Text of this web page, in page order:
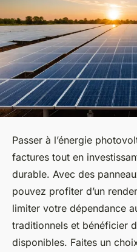
Passer à l’énergie
factures tout en
durable. Avec des
pouvez profiter d’un
limiter votre dépendance
traditionnels et bénéficier
disponibles. Faites un